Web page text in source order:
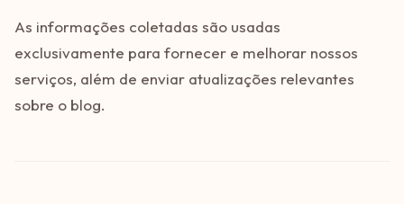
As informações coletadas são usadas
exclusivamente para fornecer e melhorar nossos
serviços, além de enviar atualizações relevantes
sobre o blog.